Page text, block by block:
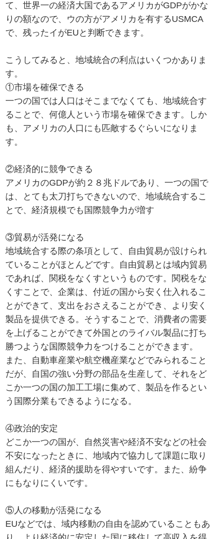
て、世界一の経済大国であるアメリカがGDPがかな
りの額なので、ウの方がアメリカを有するUSMCA
で、残ったイがEUと判断できます。
こうしてみると、地域統合の利点はいくつかありま
す。
①市場を確保できる
一つの国では人口はそこまでなくても、地域統合す
ることで、何億人という市場を確保できます。しか
も、アメリカの人口にも匹敵するぐらいになりま
す。
②経済的に競争できる
アメリカのGDPが約２８兆ドルであり、一つの国で
は、とても太刀打ちできないので、地域統合するこ
とで、経済規模でも国際競争力が増す
③貿易が活発になる
地域統合する際の条項として、自由貿易が設けられ
ていることがほとんどです。自由貿易とは域内貿易
であれば、関税をなくすというものです。関税をな
くすことで、企業は、付近の国から安く仕入れるこ
とができて、支出をおさえることができ、より安く
製品を提供できる。そうすることで、消費者の需要
を上げることができて外国とのライバル製品に打ち
勝つような国際競争力をつけることができます。
また、自動車産業や航空機産業などでみられること
だが、自国の強い分野の部品を生産して、それをど
こか一つの国の加工工場に集めて、製品を作るとい
う国際分業もできるようになる。
④政治的安定
どこか一つの国が、自然災害や経済不安などの社会
不安になったときに、地域内で協力して課題に取り
組んだり、経済的援助を得やすいです。また、紛争
にもなりにくいです。
⑤人の移動が活発になる
EUなどでは、域内移動の自由を認めていることもあ